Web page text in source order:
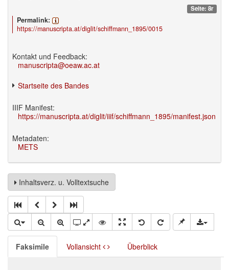
Seite: 8r
Permalink:
https://manuscripta.at/diglit/schiffmann_1895/0015
Kontakt und Feedback:
manuscripta@oeaw.ac.at
Startseite des Bandes
IIIF Manifest:
https://manuscripta.at/diglit/iiif/schiffmann_1895/manifest.json
Metadaten:
METS
Inhaltsverz. u. Volltextsuche
Faksimile Vollansicht Überblick